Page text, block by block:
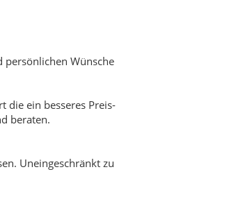
Wünsche
die ein besseres Preis-
beraten.
Uneingeschränkt zu